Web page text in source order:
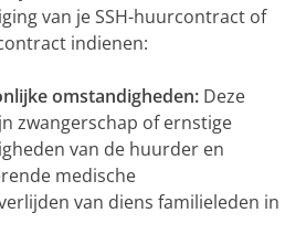
van je SSH-huurcontract of
indienen:
omstandigheden: Deze
zwangerschap of ernstige
van de huurder en
medische
van diens familieleden in